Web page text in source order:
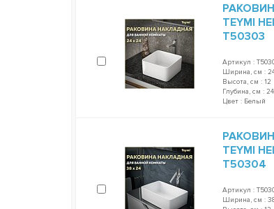
TEYMI
T50303
Артикул :
Ширина, см :
Высота, см : 12
Глубина, см : 24
Цвет : Белый
TEYMI
T50304
Артикул :
Ширина, см :